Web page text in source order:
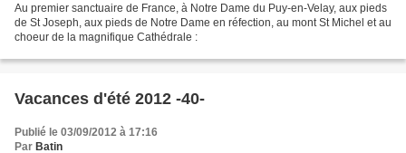
Au premier sanctuaire de France, à Notre Dame du Puy-en-Velay, aux pieds
de St Joseph, aux pieds de Notre Dame en réfection, au mont St Michel et au
choeur de la magnifique Cathédrale :
Vacances d'été 2012 -40-
Publié le 03/09/2012 à 17:16
Par Batin